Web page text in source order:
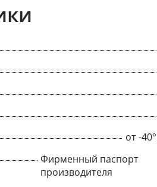
от -
Фирменный паспорт
производителя